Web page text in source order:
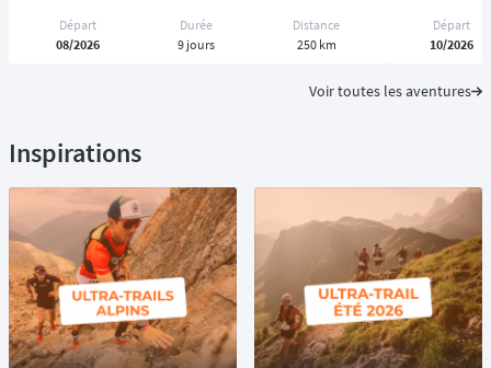
Départ
08/2026
Durée
9 jours
Distance
250 km
Départ
10/2026
Voir toutes les aventures
Inspirations